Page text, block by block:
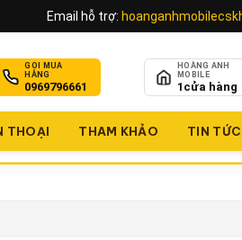
Email hỗ trợ:
GỌI MUA
HÀNG
0969796661
HOÀNG ANH
MOBILE
1 cửa hàng
THOẠI THAM KHẢO TIN